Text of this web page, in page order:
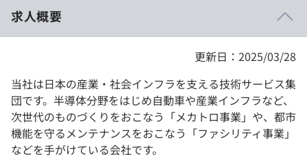
契約内容・クーポン
求人概要
更新日：2025/03/28
当社は日本の産業・社会インフラを支える技術サービス集
団です。半導体分野をはじめ自動車や産業インフラなど、
次世代のものづくりをおこなう「メカトロ事業」や、都市
機能を守るメンテナンスをおこなう「ファシリティ事業」
などを手がけている会社です。